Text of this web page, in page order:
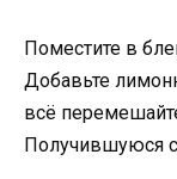
Поместите в
Добавьте
всё
Получившуюся